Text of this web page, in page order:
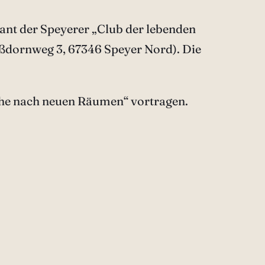
der Speyerer „Club der lebenden
3, 67346 Speyer Nord). Die
nach neuen Räumen“ vortragen.